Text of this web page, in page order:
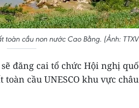
cầu non nước Cao Bằng. (Ảnh:
đăng cai tổ chức Hội nghị
cầu UNESCO khu vực